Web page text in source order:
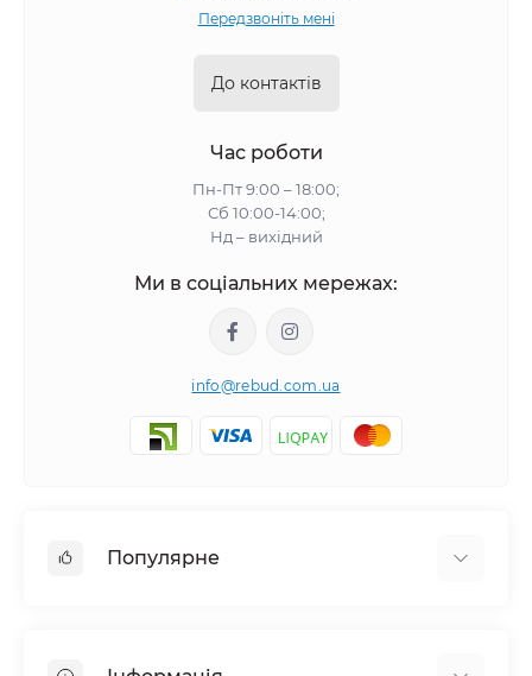
Передзвоніть мені
До контактів
Час роботи
Пн-Пт 9:00 – 18:00;
Сб 10:00-14:00;
Нд – вихідний
Ми в соціальних мережах:
info@rebud.com.ua
Популярне